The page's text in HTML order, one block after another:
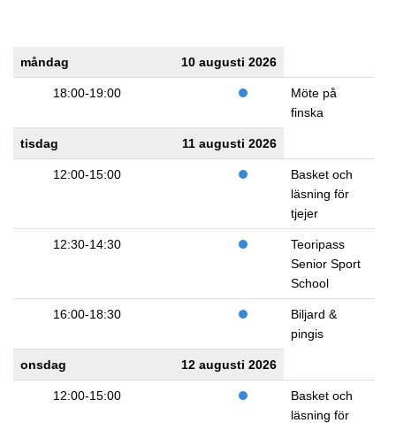
måndag 10 augusti 2026
18:00-19:00
Möte på
finska
tisdag 11 augusti 2026
12:00-15:00
Basket och
läsning för
tjejer
12:30-14:30
Teoripass
Senior Sport
School
16:00-18:30
Biljard &
pingis
onsdag 12 augusti 2026
12:00-15:00
Basket och
läsning för